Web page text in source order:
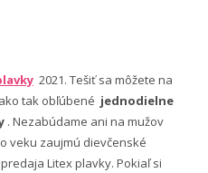
2021. Tešiť sa môžete na
tak obľúbené jednodielne
. Nezabúdame ani na mužov
veku zaujmú dievčenské
Litex plavky. Pokiaľ si